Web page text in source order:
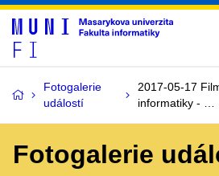
Fotogalerie
událostí
2017-05-17
informatiky - …
Fotogalerie